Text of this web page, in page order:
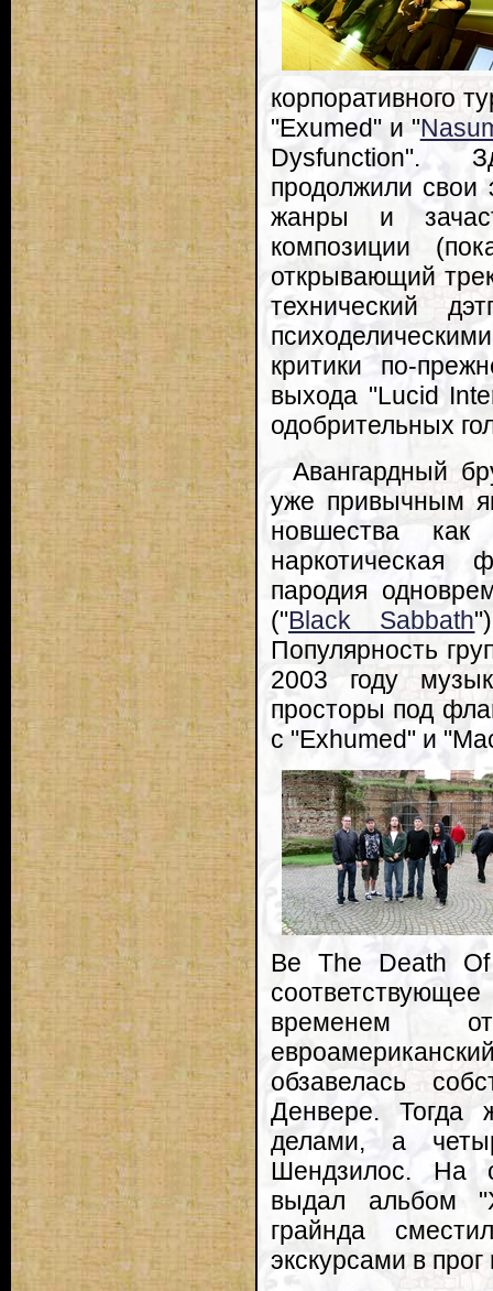
корпоративного
"Exumed" и "
Dysfunction".
продолжили свои
жанры и
композиции
открывающий
технический
критики по-
выхода "Lucid
одобрительных
Авангардный
уже привычным
новшества
наркотическая
пародия
("Black Sabbath
Популярность
2003 году
просторы под
с "Exhumed" и
Be The Death
временем
обзавелась
Денвере. Тогда
делами, а
Шендзилос. На
выдал альбом
грайнда
экскурсами в